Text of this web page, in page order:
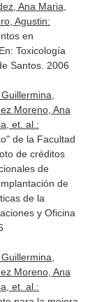
Ana Maria,
Agustin:
en
En: Toxicología
Santos. 2006
Moreno, Ana
et. al.:
de la Facultad
de créditos
de
de
de la
y Oficina
Moreno, Ana
et. al.: